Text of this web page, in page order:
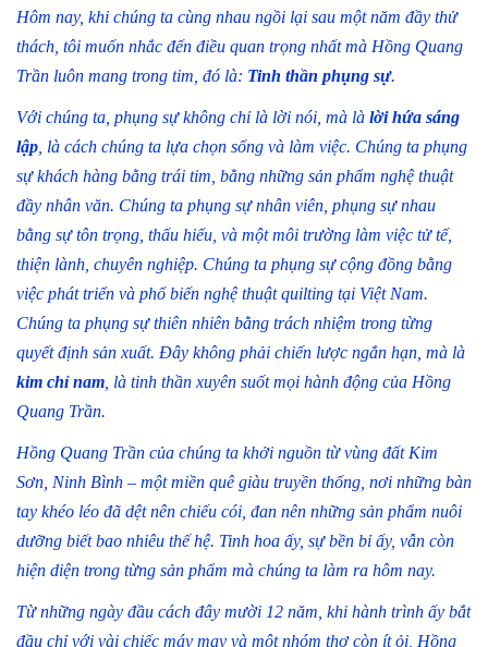
Hôm nay, khi chúng ta cùng nhau ngồi lại sau một năm đầy thử
thách, tôi muốn nhắc đến điều quan trọng nhất mà Hồng Quang
Trần luôn mang trong tim, đó là: Tinh thần phụng sự.
Với chúng ta, phụng sự không chỉ là lời nói, mà là lời hứa sáng
lập , là cách chúng ta lựa chọn sống và làm việc. Chúng ta phụng
sự khách hàng bằng trái tim, bằng những sản phẩm nghệ thuật
đầy nhân văn. Chúng ta phụng sự nhân viên, phụng sự nhau
bằng sự tôn trọng, thấu hiểu, và một môi trường làm việc tử tế,
thiện lành, chuyên nghiệp. Chúng ta phụng sự cộng đồng bằng
việc phát triển và phổ biến nghệ thuật quilting tại Việt Nam.
Chúng ta phụng sự thiên nhiên bằng trách nhiệm trong từng
quyết định sản xuất. Đây không phải chiến lược ngắn hạn, mà là
kim chỉ nam , là tinh thần xuyên suốt mọi hành động của Hồng
Quang Trần.
Hồng Quang Trần của chúng ta khởi nguồn từ vùng đất Kim
Sơn, Ninh Bình – một miền quê giàu truyền thống, nơi những bàn
tay khéo léo đã dệt nên chiếu cói, đan nên những sản phẩm nuôi
dưỡng biết bao nhiêu thế hệ. Tinh hoa ấy, sự bền bỉ ấy, vẫn còn
hiện diện trong từng sản phẩm mà chúng ta làm ra hôm nay.
Từ những ngày đầu cách đây mười 12 năm, khi hành trình ấy bắt
đầu chỉ với vài chiếc máy may và một nhóm thợ còn ít ỏi, Hồng